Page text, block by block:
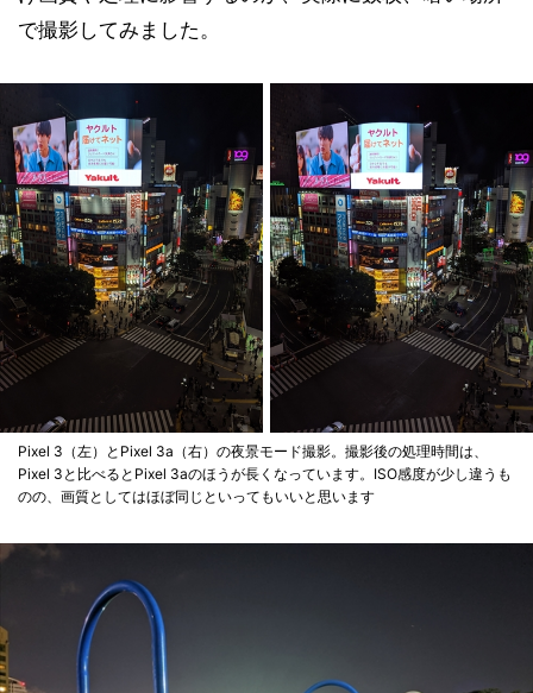
で撮影してみました。
Pixel 3（左）とPixel 3a（右）の夜景モード撮影。撮影後の処理時間は、
Pixel 3と比べるとPixel 3aのほうが長くなっています。ISO感度が少し違うも
のの、画質としてはほぼ同じといってもいいと思います